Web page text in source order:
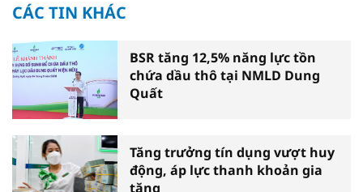
CÁC TIN KHÁC
BSR tăng 12,5% năng lực tồn
chứa dầu thô tại NMLD Dung
Quất
Tăng trưởng tín dụng vượt huy
động, áp lực thanh khoản gia
tăng